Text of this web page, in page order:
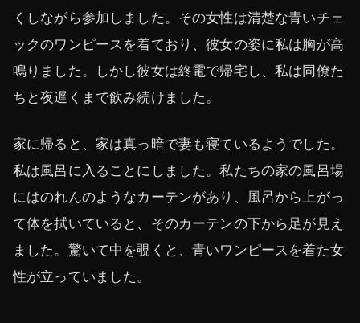
くしながら参加しました。その女性は清楚な青いチェ
ックのワンピースを着ており、彼女の姿に私は胸が高
鳴りました。しかし彼女は終電で帰宅し、私は同僚た
ちと夜遅くまで飲み続けました。
家に帰ると、家は真っ暗で妻も寝ているようでした。
私は風呂に入ることにしました。私たちの家の風呂場
にはのれんのようなカーテンがあり、風呂から上がっ
て体を拭いていると、そのカーテンの下から足が見え
ました。驚いて中を覗くと、青いワンピースを着た女
性が立っていました。